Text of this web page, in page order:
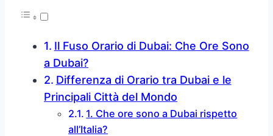
Il Fuso Orario di Dubai: Che Ore Sono
a Dubai?
Differenza di Orario tra Dubai e le
Principali Città del Mondo
1. Che ore sono a Dubai rispetto
all’Italia?